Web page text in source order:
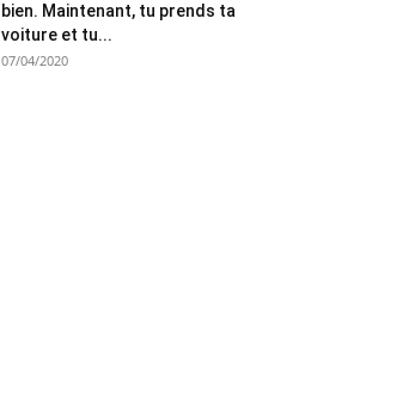
bien. Maintenant, tu prends ta
voiture et tu...
07/04/2020